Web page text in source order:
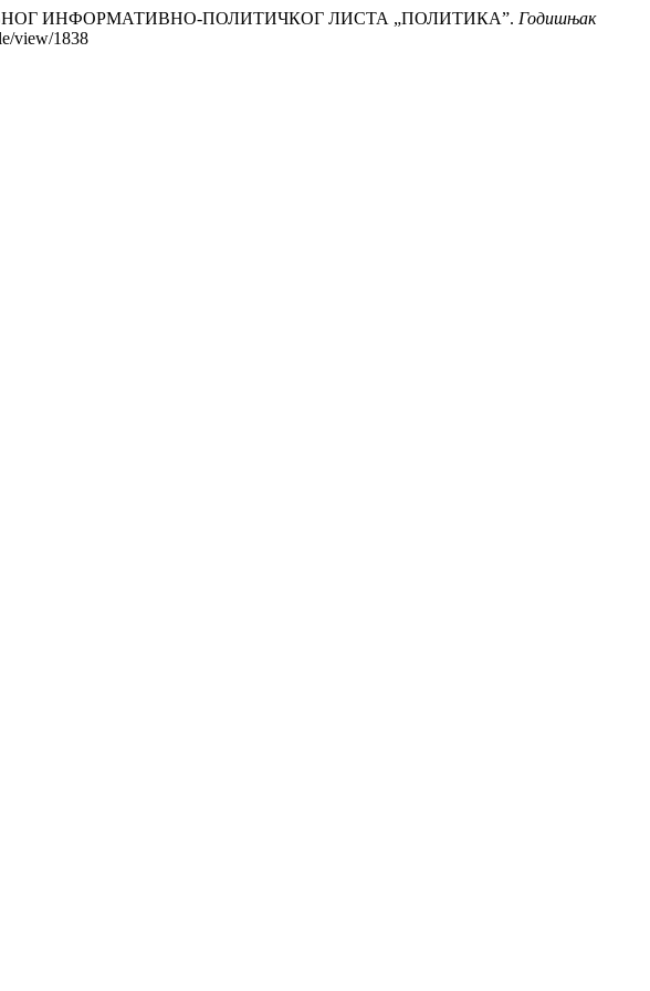
ИНФОРМАТИВНО-ПОЛИТИЧКОГ ЛИСТА „ПОЛИТИКА”. Годишњак
view/1838